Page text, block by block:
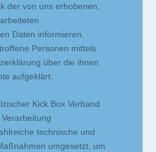
der von uns erhobenen,
Daten informieren.
Personen mittels
über die ihnen
aufgeklärt.
Kick Box Verband
technische und
umgesetzt, um